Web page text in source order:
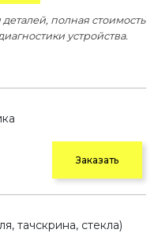
полная стоимость
устройства.
Заказать
тачскрина, стекла)